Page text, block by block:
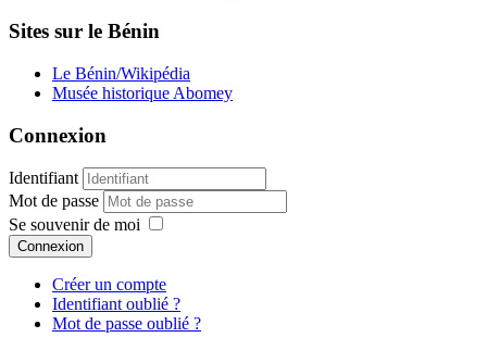
Sites sur le Bénin
Le Bénin/Wikipédia
Musée historique Abomey
Connexion
Identifiant
Mot de passe
Se souvenir de moi
Connexion
Créer un compte
Identifiant oublié ?
Mot de passe oublié ?